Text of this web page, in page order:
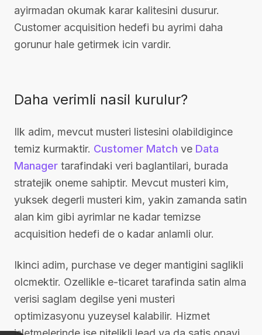
ayirmadan okumak karar kalitesini dusurur.
Customer acquisition hedefi bu ayrimi daha
gorunur hale getirmek icin vardir.
Daha verimli nasil kurulur?
Ilk adim, mevcut musteri listesini olabildigince
temiz kurmaktir. Customer Match ve Data
Manager tarafindaki veri baglantilari, burada
stratejik oneme sahiptir. Mevcut musteri kim,
yuksek degerli musteri kim, yakin zamanda satin
alan kim gibi ayrimlar ne kadar temizse
acquisition hedefi de o kadar anlamli olur.
Ikinci adim, purchase ve deger mantigini saglikli
olcmektir. Ozellikle e-ticaret tarafinda satin alma
verisi saglam degilse yeni musteri
optimizasyonu yuzeysel kalabilir. Hizmet